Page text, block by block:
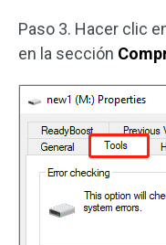
Paso 3. Hacer clic
en la sección